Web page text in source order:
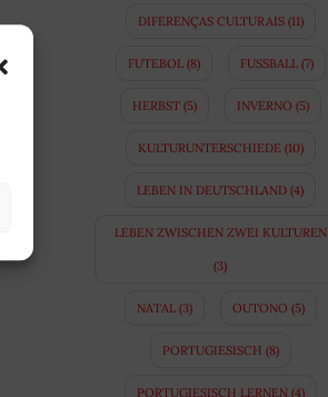
DIFERENÇAS CULTURAIS(11)
FUTEBOL(8) FUSSBALL (7)
HERBST(5) INVERNO (5)
KULTURUNTERSCHIEDE(10)
LEBEN IN DEUTSCHLAND (4)
LEBEN ZWISCHEN ZWEI KULTUREN
(3)
NATAL(3) OUTONO (5)
PORTUGIESISCH (8)
PORTUGIESISCH LERNEN(4)